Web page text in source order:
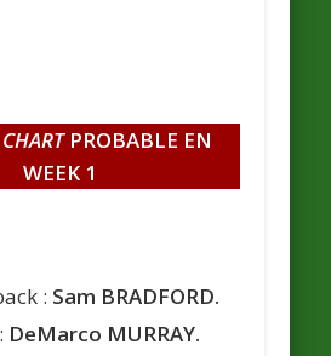
PROBABLE EN
WEEK 1
: Sam BRADFORD.
DeMarco MURRAY.